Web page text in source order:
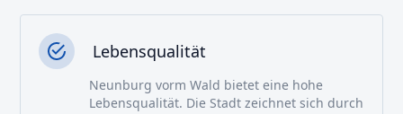
Lebensqualität
Neunburg vorm Wald bietet eine hohe
Lebensqualität. Die Stadt zeichnet sich durch